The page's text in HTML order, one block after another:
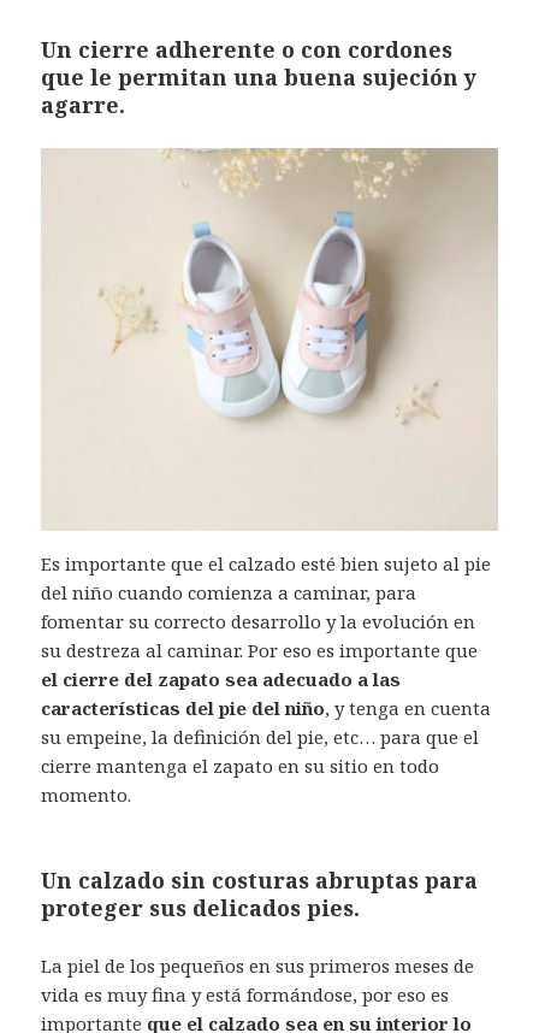
Un cierre adherente o con cordones
que le permitan una buena sujeción y
agarre.
Es importante que el calzado esté bien sujeto al pie
del niño cuando comienza a caminar, para
fomentar su correcto desarrollo y la evolución en
su destreza al caminar. Por eso es importante que
el cierre del zapato sea adecuado a las
características del pie del niño, y tenga en cuenta
su empeine, la definición del pie, etc… para que el
cierre mantenga el zapato en su sitio en todo
momento.
Un calzado sin costuras abruptas para
proteger sus delicados pies.
La piel de los pequeños en sus primeros meses de
vida es muy fina y está formándose, por eso es
importante que el calzado sea en su interior lo